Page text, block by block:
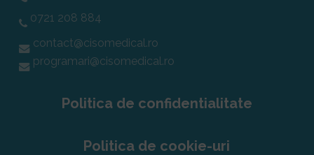
0721 208 884
contact@cisomedical.ro
programari@cisomedical.ro
Politica de confidentialitate
Politica de cookie-uri